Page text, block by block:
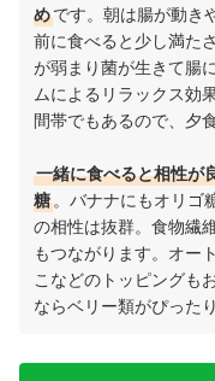
めです。朝は腸が動き
前に食べると少し満た
が弱まり菌が生きて腸
ムによるリラックス効
間帯でもあるので、夕
一緒に食べると相性が
糖 。バナナにもオリゴ
の相性は抜群。食物繊
もつながります。オー
こなどのトッピングも
ならベリー類がぴったり